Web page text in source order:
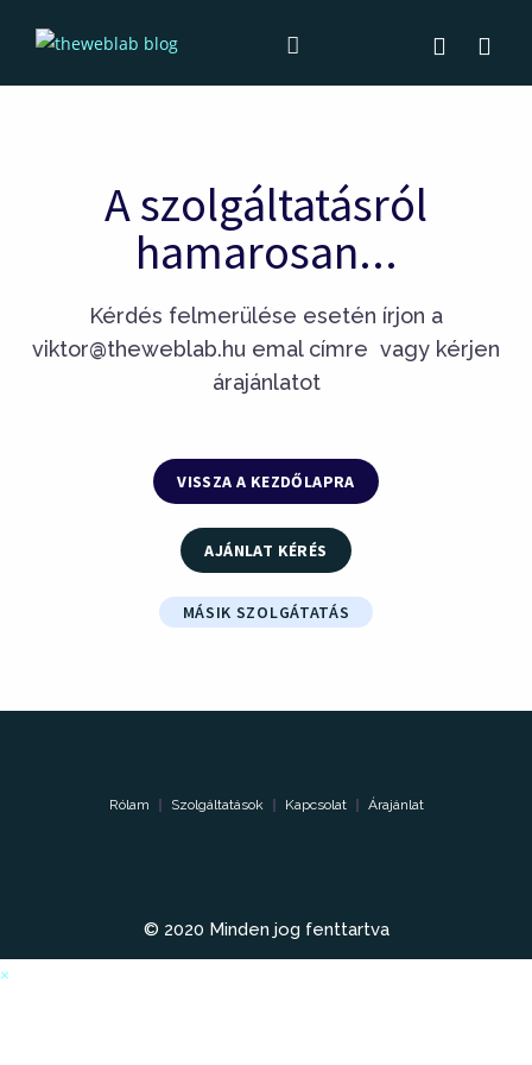
A szolgáltatásról
hamarosan...
Kérdés felmerülése esetén írjon a
viktor@theweblab.hu emal címre vagy kérjen
árajánlatot
VISSZA A KEZDŐLAPRA
AJÁNLAT KÉRÉS
MÁSIK SZOLGÁTATÁS
Rólam Szolgáltatások Kapcsolat Árajánlat
© 2020 Minden jog fenttartva
×